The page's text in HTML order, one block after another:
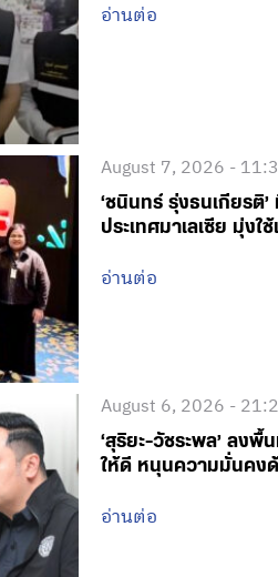
อ่านต่อ
August 7, 2026 -
‘ชนินทร์ รุ่งธนเกียรติ
ประเทศมาเลเซีย มุ่ง
อ่านต่อ
August 6, 2026 -
‘สุริยะ-วัชระพล’ ลง
ให้ดี หนุนความมั่นคง
อ่านต่อ